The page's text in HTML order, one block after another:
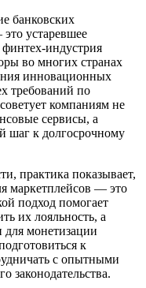
банковских
устаревшее
индустрия
во многих странах
инновационных
требований по
компаниям не
сервисы, а
шаг к долгосрочному
практика показывает,
маркетплейсов — это
подход помогает
их лояльность, а
для монетизации
к
с опытными
законодательства.